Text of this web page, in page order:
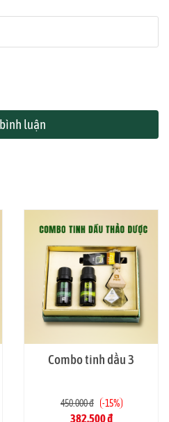
Combo tinh dầu 3
450.000 đ -15%
382.500 đ